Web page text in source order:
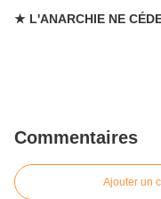
★ L'ANARCHIE NE
Commentaires
Ajouter un